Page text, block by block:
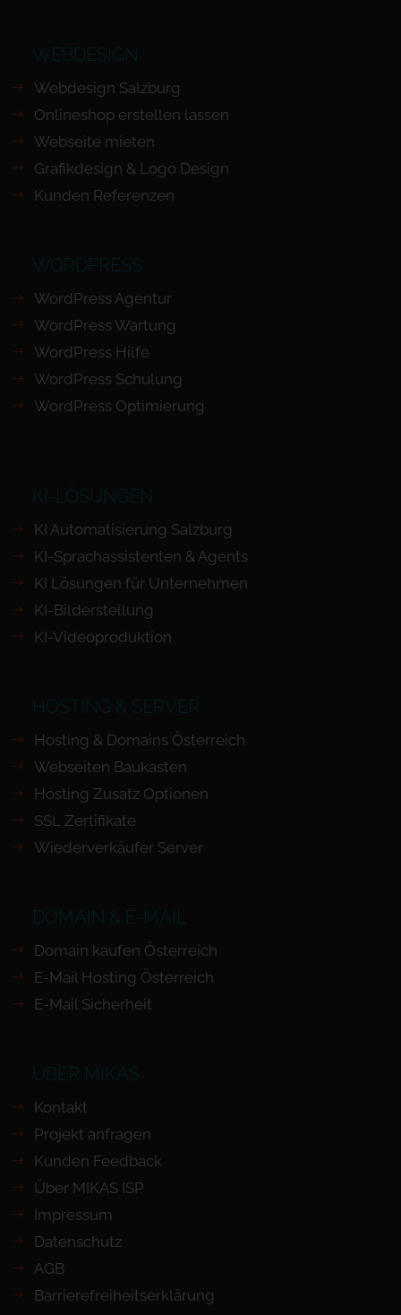
WEBDESIGN
Webdesign Salzburg
Onlineshop erstellen lassen
Webseite mieten
Grafikdesign & Logo Design
Kunden Referenzen
WORDPRESS
WordPress Agentur
WordPress Wartung
WordPress Hilfe
WordPress Schulung
WordPress Optimierung
KI-LÖSUNGEN
KI Automatisierung Salzburg
KI-Sprachassistenten & Agents
KI Lösungen für Unternehmen
KI-Bilderstellung
KI-Videoproduktion
HOSTING & SERVER
Hosting & Domains Österreich
Webseiten Baukasten
Hosting Zusatz Optionen
SSL Zertifikate
Wiederverkäufer Server
DOMAIN & E-MAIL
Domain kaufen Österreich
E-Mail Hosting Österreich
E-Mail Sicherheit
ÜBER MIKAS
Kontakt
Projekt anfragen
Kunden Feedback
Über MIKAS ISP
Impressum
Datenschutz
AGB
Barrierefreiheits­erklärung